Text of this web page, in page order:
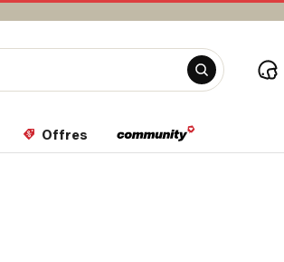
Offres